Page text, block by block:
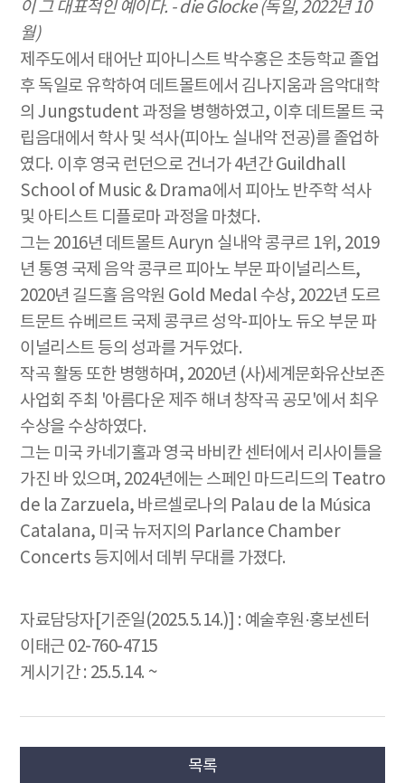
이 그 대표적인 예이다. - die Glocke (독일, 2022년10
월)
제주도에서 태어난 피아니스트 박수홍은 초등학교 졸업
후 독일로 유학하여 데트몰트에서 김나지움과 음악대학
의 Jungstudent 과정을 병행하였고, 이후 데트몰트 국
립음대에서 학사 및 석사(피아노 실내악 전공)를 졸업하
였다. 이후 영국 런던으로 건너가 4년간 Guildhall
School of Music & Drama에서 피아노 반주학 석사
및 아티스트 디플로마 과정을 마쳤다.
그는 2016년 데트몰트 Auryn 실내악 콩쿠르 1위, 2019
년 통영 국제 음악 콩쿠르 피아노 부문 파이널리스트,
2020년 길드홀 음악원 Gold Medal 수상, 2022년 도르
트문트 슈베르트 국제 콩쿠르 성악-피아노 듀오 부문 파
이널리스트 등의 성과를 거두었다.
작곡 활동 또한 병행하며, 2020년 (사)세계문화유산보존
사업회 주최 '아름다운 제주 해녀 창작곡 공모'에서 최우
수상을 수상하였다.
그는 미국 카네기홀과 영국 바비칸 센터에서 리사이틀을
가진 바 있으며, 2024년에는 스페인 마드리드의 Teatro
de la Zarzuela, 바르셀로나의 Palau de la Música
Catalana, 미국 뉴저지의 Parlance Chamber
Concerts 등지에서 데뷔 무대를 가졌다.
자료담당자[기준일(2025.5.14.)] : 예술후원·홍보센터
이태근 02-760-4715
게시기간 : 25.5.14. ~
목록